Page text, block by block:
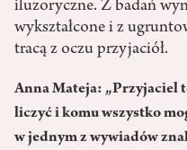
iluzoryczne. Z badań
wykształcone i z
tracą z oczu przyjaciół.
Anna Mateja: „Przyjaciel
liczyć i komu wszystko
w jednym z wywiadów